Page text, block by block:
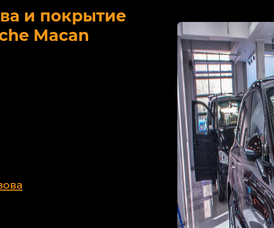
и покрытие
Macan